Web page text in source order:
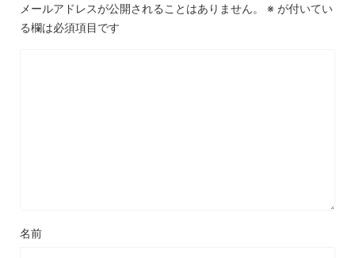
メールアドレスが公開されることはありません。 ※ が付いてい
る欄は必須項目です
名前